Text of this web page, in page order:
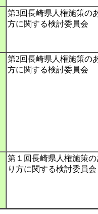
第3回長崎県人権施策の
方に関する検討委員会
第2回長崎県人権施策の
方に関する検討委員会
第１回長崎県人権施策の
り方に関する検討委員会